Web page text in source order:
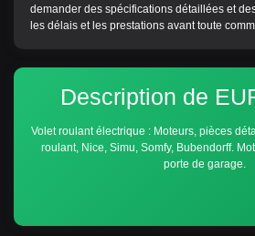
demander des spécifications détaillées et
les délais et les prestations avant toute
Description de
Volet roulant électrique : Moteurs, pièces
roulant, Nice, Simu, Somfy, Bubendorff.
porte de garage.